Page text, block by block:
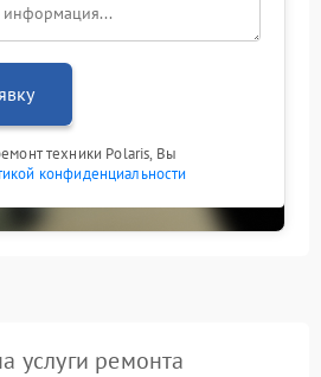
техники Polaris, Вы
конфиденциальности
услуги ремонта